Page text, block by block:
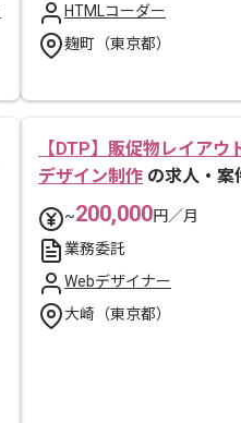
HTMLコーダー
麹町（東京都）
【DTP】販促物レイアウ
デザイン制作 の求人・案
~200,000円／月
業務委託
Webデザイナー
大崎（東京都）